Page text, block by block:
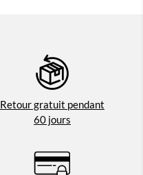
Retour gratuit pendant
60 jours